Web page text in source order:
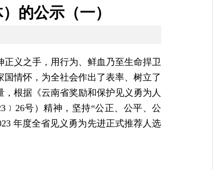
的公示（一）
义之手，用行为、鲜血乃至生命捍卫
情怀，为全社会作出了表率、树立了
根据《云南省奖励和保护见义勇为人
号）精神，坚持“公正、公平、公
年度全省见义勇为先进正式推荐人选